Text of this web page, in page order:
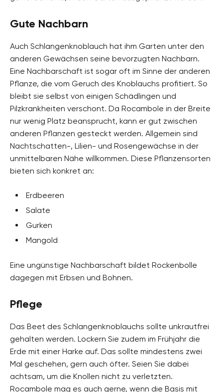
Gute Nachbarn
Auch Schlangenknoblauch hat ihm Garten unter den
anderen Gewächsen seine bevorzugten Nachbarn.
Eine Nachbarschaft ist sogar oft im Sinne der anderen
Pflanze, die vom Geruch des Knoblauchs profitiert. So
bleibt sie selbst von einigen Schädlingen und
Pilzkrankheiten verschont. Da Rocambole in der Breite
nur wenig Platz beansprucht, kann er gut zwischen
anderen Pflanzen gesteckt werden. Allgemein sind
Nachtschatten-, Lilien- und Rosengewächse in der
unmittelbaren Nähe willkommen. Diese Pflanzensorten
bieten sich konkret an:
Erdbeeren
Salate
Gurken
Mangold
Eine ungünstige Nachbarschaft bildet Rockenbolle
dagegen mit Erbsen und Bohnen.
Pflege
Das Beet des Schlangenknoblauchs sollte unkrautfrei
gehalten werden. Lockern Sie zudem im Frühjahr die
Erde mit einer Harke auf. Das sollte mindestens zwei
Mal geschehen, gern auch öfter. Seien Sie dabei
achtsam, um die Knollen nicht zu verletzten.
Rocambole mag es auch gerne, wenn die Basis mit